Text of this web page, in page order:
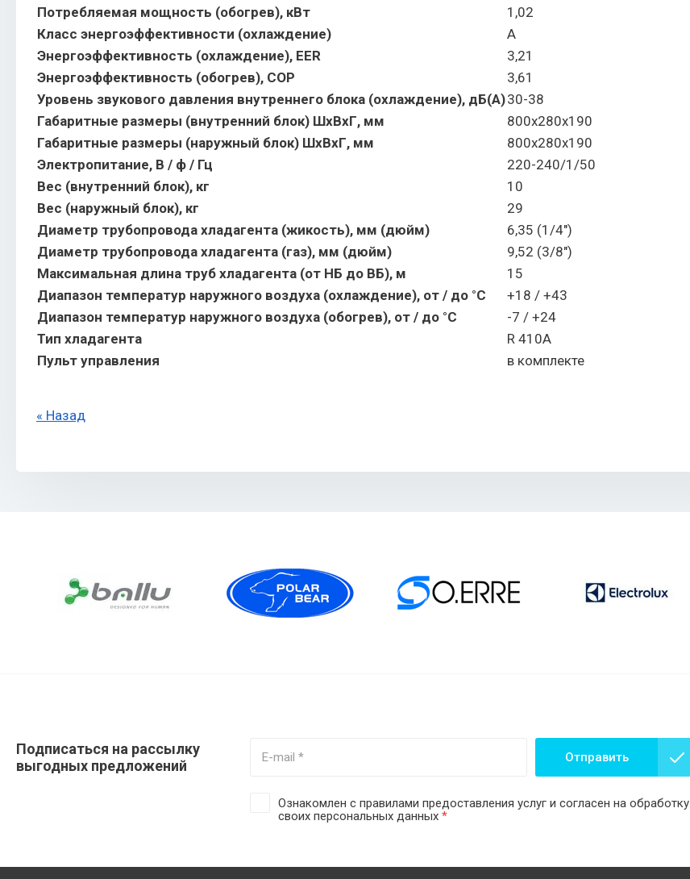
Потребляемая мощность (обогрев), кВт
1,02
Класс энергоэффективности (охлаждение)
A
Энергоэффективность (охлаждение), EER
3,21
Энергоэффективность (обогрев), COP
3,61
Уровень звукового давления внутреннего блока (охлаждение), дБ(A)30-38
Габаритные размеры (внутренний блок) ШхВхГ, мм
800x280x190
Габаритные размеры (наружный блок) ШхВхГ, мм
800x280x190
Электропитание, В / ф / Гц
220-240/1/50
Вес (внутренний блок), кг
10
Вес (наружный блок), кг
29
Диаметр трубопровода хладагента (жикость), мм (дюйм)
6,35 (1/4")
Диаметр трубопровода хладагента (газ), мм (дюйм)
9,52 (3/8")
Максимальная длина труб хладагента (от НБ до ВБ), м
15
Диапазон температур наружного воздуха (охлаждение), от / до °С
+18 / +43
Диапазон температур наружного воздуха (обогрев), от / до °С
-7 / +24
Тип хладагента
R 410A
Пульт управления
в комплекте
« Назад
Подписаться на рассылку
выгодных предложений
Ознакомлен с правилами предоставления услуг и согласен на обработку
своих персональных данных *
Отправить